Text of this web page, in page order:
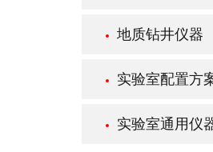
地质钻井仪器
实验室配置方
实验室通用仪